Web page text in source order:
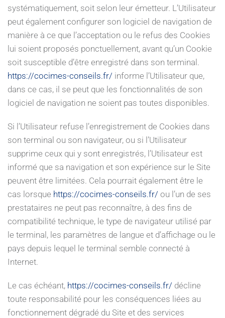
systématiquement, soit selon leur émetteur. L’Utilisateur
peut également configurer son logiciel de navigation de
manière à ce que l’acceptation ou le refus des Cookies
lui soient proposés ponctuellement, avant qu’un Cookie
soit susceptible d’être enregistré dans son terminal.
https://cocimes-conseils.fr/ informe l’Utilisateur que,
dans ce cas, il se peut que les fonctionnalités de son
logiciel de navigation ne soient pas toutes disponibles.
Si l’Utilisateur refuse l’enregistrement de Cookies dans
son terminal ou son navigateur, ou si l’Utilisateur
supprime ceux qui y sont enregistrés, l’Utilisateur est
informé que sa navigation et son expérience sur le Site
peuvent être limitées. Cela pourrait également être le
cas lorsque https://cocimes-conseils.fr/ ou l’un de ses
prestataires ne peut pas reconnaître, à des fins de
compatibilité technique, le type de navigateur utilisé par
le terminal, les paramètres de langue et d’affichage ou le
pays depuis lequel le terminal semble connecté à
Internet.
Le cas échéant, https://cocimes-conseils.fr/ décline
toute responsabilité pour les conséquences liées au
fonctionnement dégradé du Site et des services